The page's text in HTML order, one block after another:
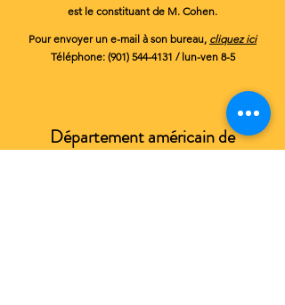
est le constituant de M. Cohen.
Pour envoyer un e-mail à son bureau, cliquez ici
Téléphone: (901) 544-4131 / lun-ven 8-5
Département américain de